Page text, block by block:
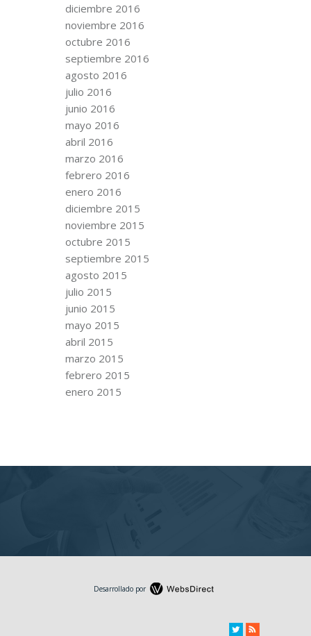
diciembre 2016
noviembre 2016
octubre 2016
septiembre 2016
agosto 2016
julio 2016
junio 2016
mayo 2016
abril 2016
marzo 2016
febrero 2016
enero 2016
diciembre 2015
noviembre 2015
octubre 2015
septiembre 2015
agosto 2015
julio 2015
junio 2015
mayo 2015
abril 2015
marzo 2015
febrero 2015
enero 2015
Desarrollado por